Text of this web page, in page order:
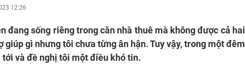
12:26
đang sống riêng trong căn nhà thuê mà không được cả hai
giúp gì nhưng tôi chưa từng ân hận. Tuy vậy, trong một đêm
tới và đề nghị tôi một điều khó tin.